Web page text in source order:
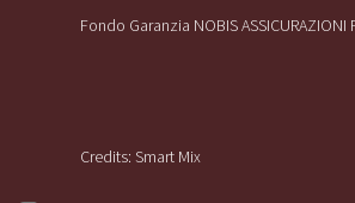
Fondo Garanzia NOBIS
Credits:Smart Mix